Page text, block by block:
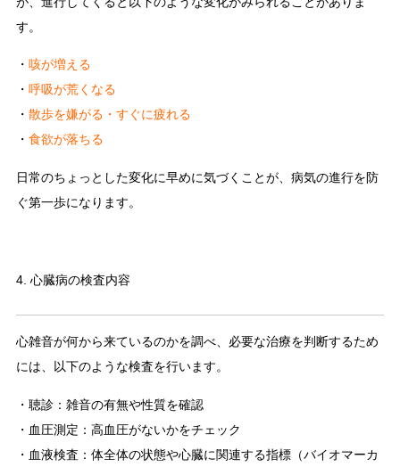
す。
・ 咳が増える
・ 呼吸が荒くなる
・ 散歩を嫌がる・すぐに疲れる
・ 食欲が落ちる
日常のちょっとした変化に早めに気づくことが、病気の進行を防
ぐ第一歩になります。
4. 心臓病の検査内容
心雑音が何から来ているのかを調べ、必要な治療を判断するため
には、以下のような検査を行います。
・ 聴診：雑音の有無や性質を確認
・ 血圧測定 ：高血圧がないかをチェック
・ 血液検査 ：体全体の状態や心臓に関連する指標（バイオマーカ